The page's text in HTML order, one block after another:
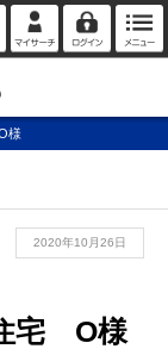
様
2020年10月26日
宅 O様